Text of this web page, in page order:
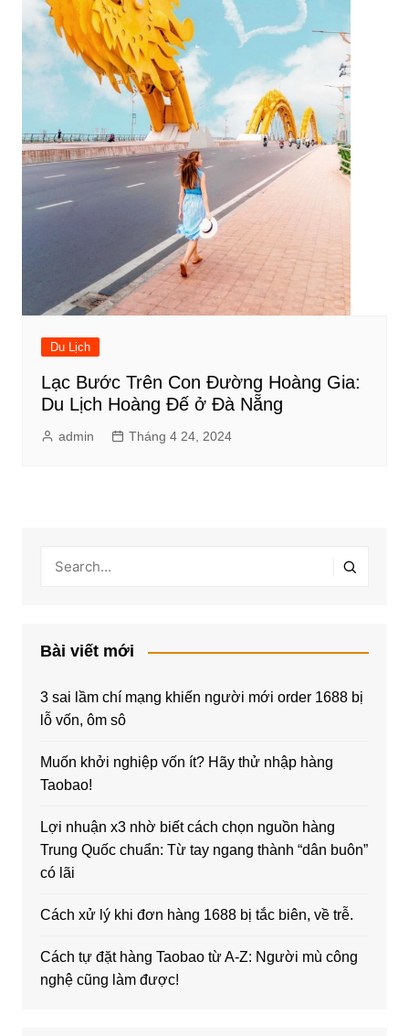
Du Lịch
Lạc Bước Trên Con Đường Hoàng Gia:
Du Lịch Hoàng Đế ở Đà Nẵng
admin Tháng 4 24, 2024
Bài viết mới
3 sai lầm chí mạng khiến người mới order 1688 bị
lỗ vốn, ôm sô
Muốn khởi nghiệp vốn ít? Hãy thử nhập hàng
Taobao!
Lợi nhuận x3 nhờ biết cách chọn nguồn hàng
Trung Quốc chuẩn: Từ tay ngang thành “dân buôn”
có lãi
Cách xử lý khi đơn hàng 1688 bị tắc biên, về trễ.
Cách tự đặt hàng Taobao từ A-Z: Người mù công
nghệ cũng làm được!